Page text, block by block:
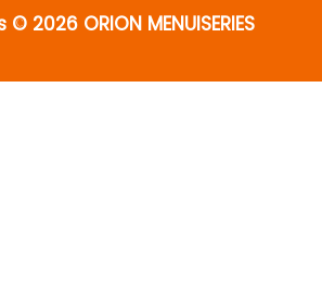
2026 ORION MENUISERIES